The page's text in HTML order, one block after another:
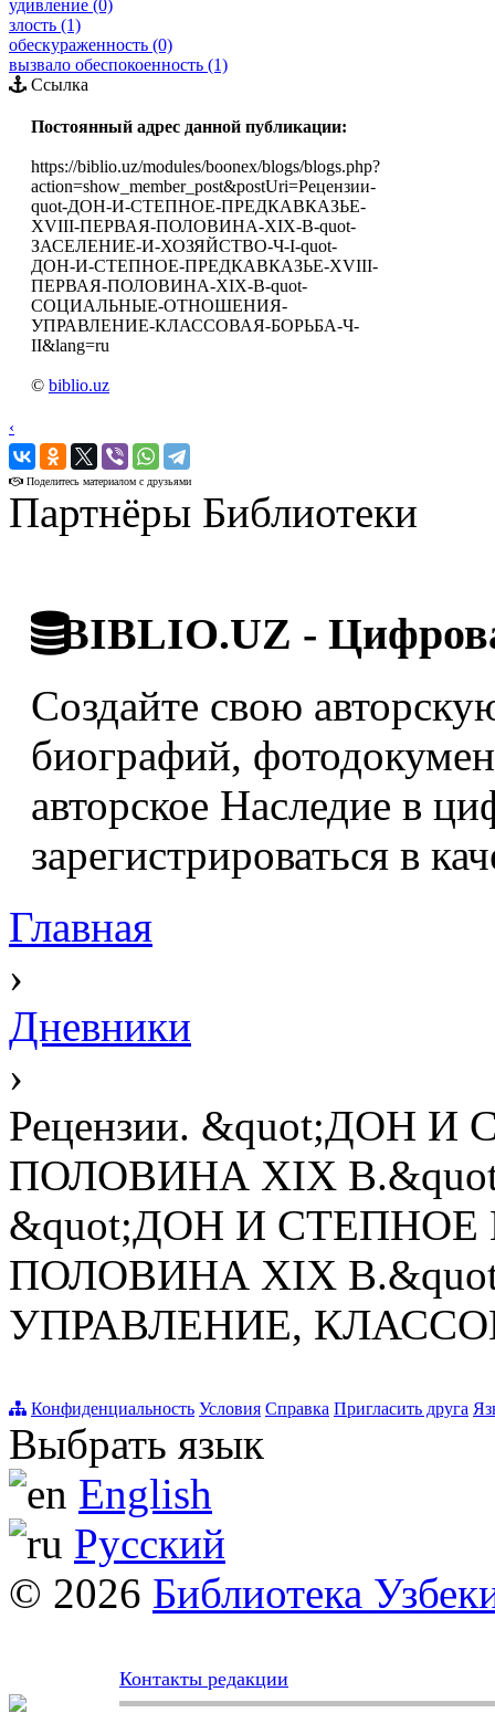
удивление (0)
злость (1)
обескураженность (0)
вызвало обеспокоенность (1)
Ссылка
Постоянный адрес данной публикации:
https://biblio.uz/modules/boonex/blogs/blogs.php?
action=show_member_post&postUri=Рецензии-
quot-ДОН-И-СТЕПНОЕ-ПРЕДКАВКАЗЬЕ-
XVIII-ПЕРВАЯ-ПОЛОВИНА-XIX-В-quot-
ЗАСЕЛЕНИЕ-И-ХОЗЯЙСТВО-Ч-I-quot-
ДОН-И-СТЕПНОЕ-ПРЕДКАВКАЗЬЕ-XVIII-
ПЕРВАЯ-ПОЛОВИНА-XIX-В-quot-
СОЦИАЛЬНЫЕ-ОТНОШЕНИЯ-
УПРАВЛЕНИЕ-КЛАССОВАЯ-БОРЬБА-Ч-
II&lang=ru
© biblio.uz
‹
›
Поделитесь материалом с друзьями
Партнёры Библиотеки
BIBLIO.UZ -
Создайте свою
биографий,
авторское Наследие в
зарегистрироваться в
Главная
›
Дневники
›
Рецензии. &quot;ДОН
ПОЛОВИНА XIX
&quot;ДОН И
ПОЛОВИНА XIX
УПРАВЛЕНИЕ,
Конфиденциальность Условия Справка Пригласить друга
Выбрать язык
English
Русский
© 2026 Библиотека
Контакты редакции